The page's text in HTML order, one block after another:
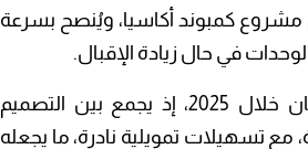
مشروع كمبوند أكاسيا، ويُنصح بسرعة
في حال زيادة الإقبال.
ويعد المشروع من أبرز مشروعات بنك التعمير والإسكان خلال 2025، إذ يجمع بين التصميم
مع تسهيلات تمويلية نادرة، ما يجعله